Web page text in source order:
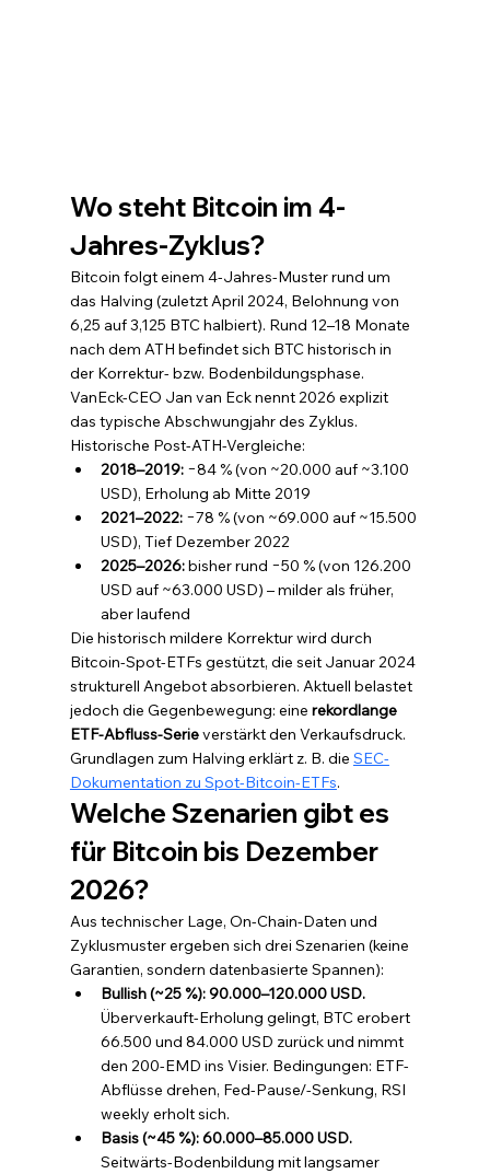
Wo steht Bitcoin im 4-
Jahres-Zyklus?
Bitcoin folgt einem 4-Jahres-Muster rund um
das Halving (zuletzt April 2024, Belohnung von
6,25 auf 3,125 BTC halbiert). Rund 12–18 Monate
nach dem ATH befindet sich BTC historisch in
der Korrektur- bzw. Bodenbildungsphase.
VanEck-CEO Jan van Eck nennt 2026 explizit
das typische Abschwungjahr des Zyklus.
Historische Post-ATH-Vergleiche:
2018–2019: −84 % (von ~20.000 auf ~3.100
USD), Erholung ab Mitte 2019
2021–2022: −78 % (von ~69.000 auf ~15.500
USD), Tief Dezember 2022
2025–2026: bisher rund −50 % (von 126.200
USD auf ~63.000 USD) – milder als früher,
aber laufend
Die historisch mildere Korrektur wird durch
Bitcoin-Spot-ETFs gestützt, die seit Januar 2024
strukturell Angebot absorbieren. Aktuell belastet
jedoch die Gegenbewegung: eine rekordlange
ETF-Abfluss-Serie verstärkt den Verkaufsdruck.
Grundlagen zum Halving erklärt z. B. die SEC-
Dokumentation zu Spot-Bitcoin-ETFs.
Welche Szenarien gibt es
für Bitcoin bis Dezember
2026?
Aus technischer Lage, On-Chain-Daten und
Zyklusmuster ergeben sich drei Szenarien (keine
Garantien, sondern datenbasierte Spannen):
Bullish (~25 %): 90.000–120.000 USD.
Überverkauft-Erholung gelingt, BTC erobert
66.500 und 84.000 USD zurück und nimmt
den 200-EMD ins Visier. Bedingungen: ETF-
Abflüsse drehen, Fed-Pause/-Senkung, RSI
weekly erholt sich.
Basis (~45 %): 60.000–85.000 USD.
Seitwärts-Bodenbildung mit langsamer